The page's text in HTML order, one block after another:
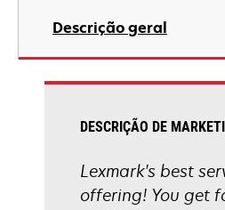
Descrição geral
DESCRIÇÃO DE
Lexmark's best
offering! You get